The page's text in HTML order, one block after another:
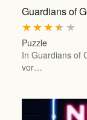
Guardians of
★
★
★
★
★
Puzzle
In Guardians of
vor…